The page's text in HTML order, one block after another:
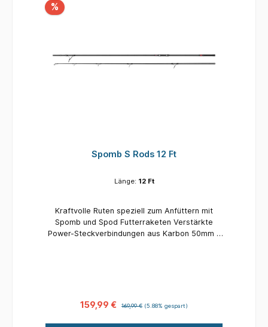
%
Spomb S Rods 12 Ft
Länge: 12 Ft
Kraftvolle Ruten speziell zum Anfüttern mit
Spomb und Spod Futterraketen Verstärkte
Power-Steckverbindungen aus Karbon 50mm –
18mm Erhältlich in 12ft und 13ft Länge
159,99 € 169,99 € (5.88% gespart)